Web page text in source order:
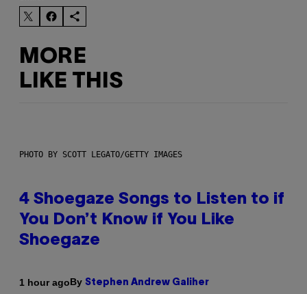
MORE
LIKE THIS
PHOTO BY SCOTT LEGATO/GETTY IMAGES
4 Shoegaze Songs to Listen to if
You Don’t Know if You Like
Shoegaze
1 hour agoBy Stephen Andrew Galiher